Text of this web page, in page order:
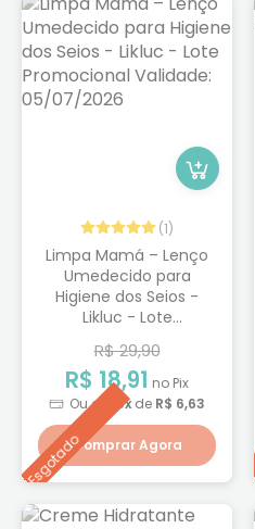
(1)
Limpa Mamá – Lenço
Umedecido para
Higiene dos Seios -
Likluc - Lote
Promocional Validade:
05/07/2026
R$ 29,90
R$ 18,91 no Pix
Ou em
3xde R$ 6,63
Comprar Agora
Esgotado